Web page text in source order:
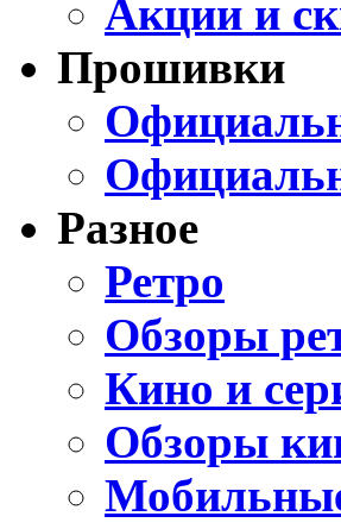
Акции и
Прошивки
Разное
Ретро
Обзоры
Кино и
Обзоры